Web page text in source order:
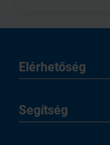
Elérhetőség
Segítség